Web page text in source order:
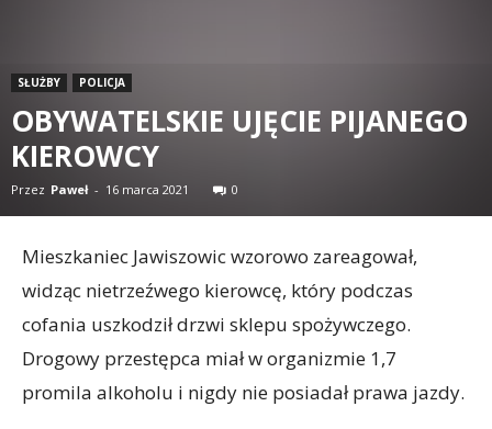
SŁUŻBY POLICJA
OBYWATELSKIE UJĘCIE PIJANEGO
KIEROWCY
Przez Paweł - 16 marca 2021 0
Mieszkaniec Jawiszowic wzorowo zareagował,
widząc nietrzeźwego kierowcę, który podczas
cofania uszkodził drzwi sklepu spożywczego.
Drogowy przestępca miał w organizmie 1,7
promila alkoholu i nigdy nie posiadał prawa jazdy.